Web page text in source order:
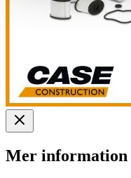
Mer information